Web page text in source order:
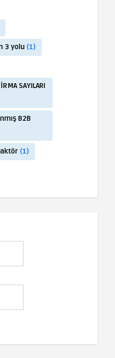
3 yolu (1)
SAYILARI
B2B
(1)